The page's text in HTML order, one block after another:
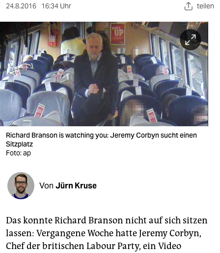
sport
berlin
nord
wahrheit
verlag
verlag
shop
fragen & hilfe
unterstützen
abo
24.8.2016 16:34 Uhr teilen
Richard Branson is watching you: Jeremy Corbyn sucht einen
Sitzplatz
Foto: ap
Von Jürn Kruse
Das konnte Richard Branson nicht auf sich sitzen
lassen: Vergangene Woche hatte Jeremy Corbyn,
Chef der britischen Labour Party, ein Video